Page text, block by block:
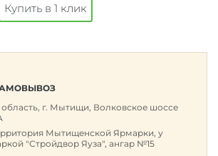
Купить в 1 клик
г. Мытищи, Волковское шоссе
Мытищенской Ярмарки, у
"Стройдвор Яуза", ангар №15